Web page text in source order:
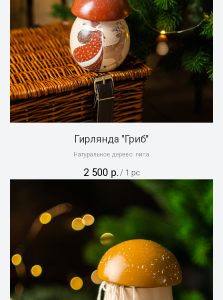
Гирлянда "Гриб"
Натуральное дерево: липа
2 500 р. / 1 pc